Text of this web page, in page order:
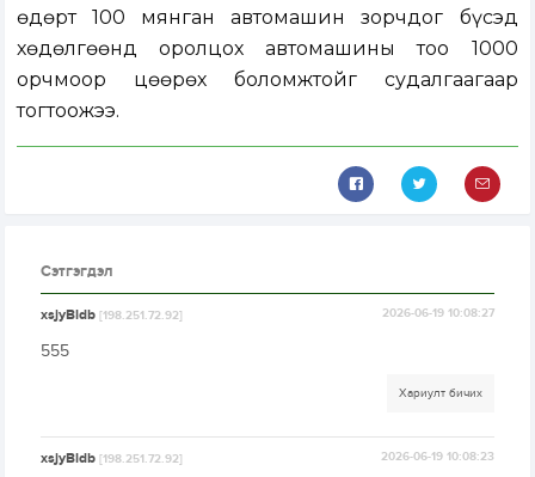
өдөрт 100 мянган автомашин зорчдог бүсэд
хөдөлгөөнд оролцох автомашины тоо 1000
орчмоор цөөрөх боломжтойг судалгаагаар
тогтоожээ.
Сэтгэгдэл
xsjyBldb[198.251.72.92] 2026-06-19 10:08:27
555
Хариулт бичих
xsjyBldb[198.251.72.92] 2026-06-19 10:08:23